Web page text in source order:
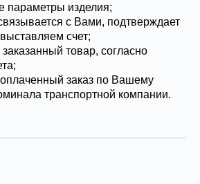
параметры изделия;
с Вами, подтверждает
счет;
товар, согласно
заказ по Вашему
транспортной компании.